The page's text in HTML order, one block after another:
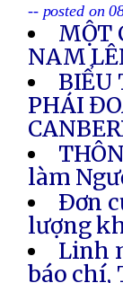
-- posted on
MỘT
NAM
BIỂU
PHÁI
làm
Ðơn
lượng
Linh
báo chí,